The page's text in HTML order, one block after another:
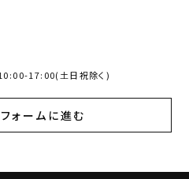
17:00(土日祝除く)
ォームに進む